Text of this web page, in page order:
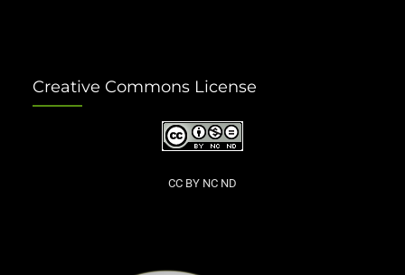
Creative Commons License
CC BY NC ND